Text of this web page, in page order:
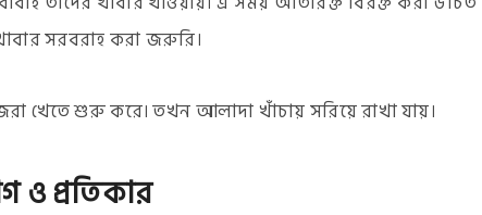
সরবরাহ করা জরুরি।
খেতে শুরু করে। তখন আলাদা খাঁচায় সরিয়ে রাখা যায়।
ও প্রতিকার